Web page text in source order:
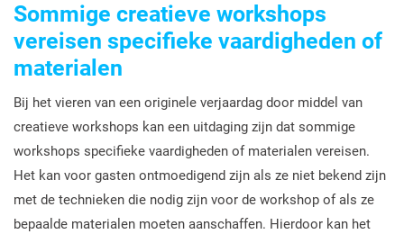
Sommige creatieve workshops
vereisen specifieke vaardigheden of
materialen
Bij het vieren van een originele verjaardag door middel van
creatieve workshops kan een uitdaging zijn dat sommige
workshops specifieke vaardigheden of materialen vereisen.
Het kan voor gasten ontmoedigend zijn als ze niet bekend zijn
met de technieken die nodig zijn voor de workshop of als ze
bepaalde materialen moeten aanschaffen. Hierdoor kan het